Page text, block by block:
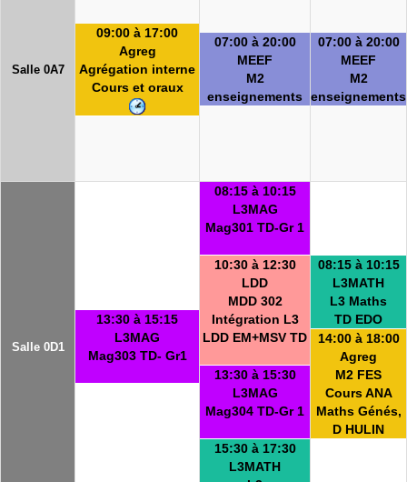
Salle 0A7
09:00 à 17:00
Agreg
Agrégation interne
Cours et oraux
07:00 à 20:00
MEEF
M2
enseignements
07:00 à 20:00
MEEF
M2
enseignements
Salle 0D1
13:30 à 15:15
L3MAG
Mag303 TD- Gr1
08:15 à 10:15
L3MAG
Mag301 TD-Gr 1
10:30 à 12:30
LDD
MDD 302
Intégration L3
LDD EM+MSV TD
13:30 à 15:30
L3MAG
Mag304 TD-Gr 1
15:30 à 17:30
L3MATH
08:15 à 10:15
L3MATH
L3 Maths
TD EDO
14:00 à 18:00
Agreg
M2 FES
Cours ANA
Maths Génés,
D HULIN